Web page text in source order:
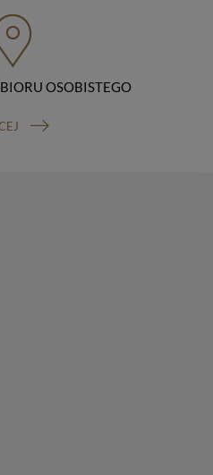
Urzędu Ochrony Danych
193 Warszawa) oraz
przetwarzanie danych
zgody na
momencie;
na podstawie Twojej
W celu wykonania swoich
mógł przeglądać
decyzji
pliki cookies.
zapewnienia maksymalnej
(w tym Kupujących)
(zapamiętywanie
zbieranie
reklamowych i
Facebook). Korzystanie
że będą one
końcowym każdego
nie wyraża zgody na
OSOBISTEGO